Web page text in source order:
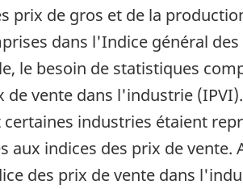
prix de gros et de la
dans l'Indice général
le besoin de statistiques
vente dans l'industrie
industries étaient
indices des prix de vente.
des prix de vente dans